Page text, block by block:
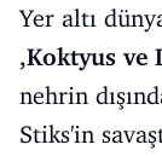
Yer altı
,Koktyus ve
nehrin
Stiks'in